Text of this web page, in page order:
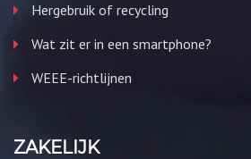
Hergebruik of recycling
Wat zit er in een smartphone?
WEEE-richtlijnen
ZAKELIJK